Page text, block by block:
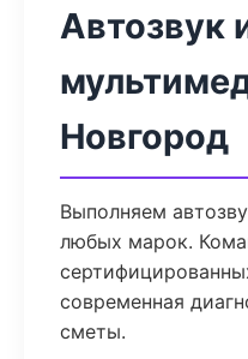
Автозвук
Новгород
Выполняем
любых марок.
современная
сметы.